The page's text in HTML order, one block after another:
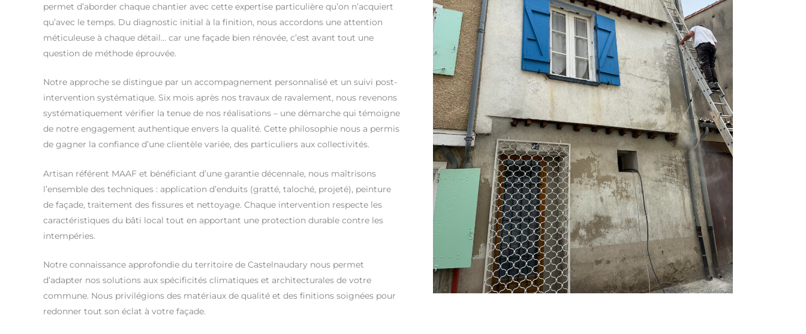
permet d’aborder chaque chantier avec cette expertise particulière qu’on n’acquiert
qu’avec le temps. Du diagnostic initial à la finition, nous accordons une attention
méticuleuse à chaque détail… car une façade bien rénovée, c’est avant tout une
question de méthode éprouvée.
Notre approche se distingue par un accompagnement personnalisé et un suivi post-
intervention systématique. Six mois après nos travaux de ravalement, nous revenons
systématiquement vérifier la tenue de nos réalisations – une démarche qui témoigne
de notre engagement authentique envers la qualité. Cette philosophie nous a permis
de gagner la confiance d’une clientèle variée, des particuliers aux collectivités.
Artisan référent MAAF et bénéficiant d’une garantie décennale, nous maîtrisons
l’ensemble des techniques : application d’enduits (gratté, taloché, projeté), peinture
de façade, traitement des fissures et nettoyage. Chaque intervention respecte les
caractéristiques du bâti local tout en apportant une protection durable contre les
intempéries.
Notre connaissance approfondie du territoire de Castelnaudary nous permet
d’adapter nos solutions aux spécificités climatiques et architecturales de votre
commune. Nous privilégions des matériaux de qualité et des finitions soignées pour
redonner tout son éclat à votre façade.